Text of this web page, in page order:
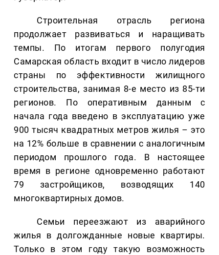
Строительная отрасль региона
продолжает развиваться и наращивать
темпы. По итогам первого полугодия
Самарская область входит в число лидеров
страны по эффективности жилищного
строительства, занимая 8-е место из 85-ти
регионов. По оперативным данным с
начала года введено в эксплуатацию уже
900 тысяч квадратных метров жилья – это
на 12% больше в сравнении с аналогичным
периодом прошлого года. В настоящее
время в регионе одновременно работают
79 застройщиков, возводящих 140
многоквартирных домов.
Семьи переезжают из аварийного
жилья в долгожданные новые квартиры.
Только в этом году такую возможность